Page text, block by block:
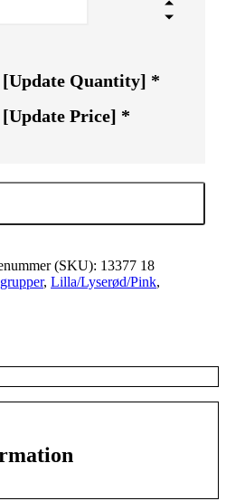
Quantity] *
Price] *
(SKU): 13377 18
, Lilla/Lyserød/Pink,